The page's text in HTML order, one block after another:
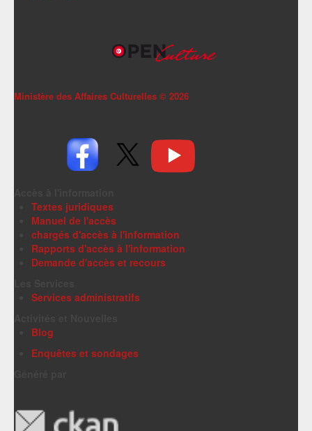
Ministère des Affaires Culturelles © 2026
Textes juridiques
Manuel de l'accès
chargés d'accès à l'information
Rapports d'accès à l'information
Demande d'accès et recours
Services administratifs
Blog
Enquêtes et sondages